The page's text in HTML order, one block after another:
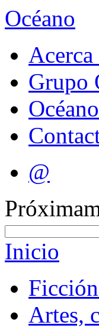
Océano
Acerca
Grupo
@
Inicio
Artes,